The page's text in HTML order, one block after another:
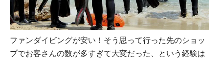
ファンダイビングが安い！そう思って行った先のショッ
プでお客さんの数が多すぎて大変だった、という経験は